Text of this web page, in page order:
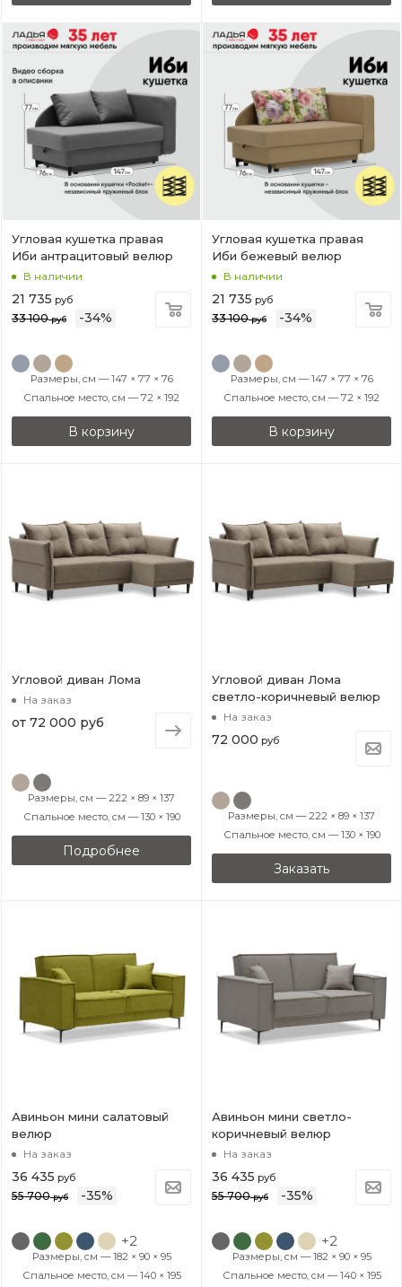
Угловая кушетка правая
Иби антрацитовый велюр
В наличии
21 735 руб
33 100руб -34%
Размеры, см — 147 × 77 × 76
Спальное место, см — 72 × 192
В корзину
Угловая кушетка правая
Иби бежевый велюр
В наличии
21 735 руб
33 100руб -34%
Размеры, см — 147 × 77 × 76
Спальное место, см — 72 × 192
В корзину
Угловой диван Лома
На заказ
от 72 000 руб
Размеры, см — 222 × 89 × 137
Спальное место, см — 130 × 190
Подробнее
Угловой диван Лома
светло-коричневый велюр
На заказ
72 000 руб
Размеры, см — 222 × 89 × 137
Спальное место, см — 130 × 190
Заказать
Авиньон мини салатовый
велюр
На заказ
36 435 руб
55 700руб -35%
+2
Размеры, см — 182 × 90 × 95
Спальное место, см — 140 × 195
Авиньон мини светло-
коричневый велюр
На заказ
36 435 руб
55 700руб -35%
+2
Размеры, см — 182 × 90 × 95
Спальное место, см — 140 × 195